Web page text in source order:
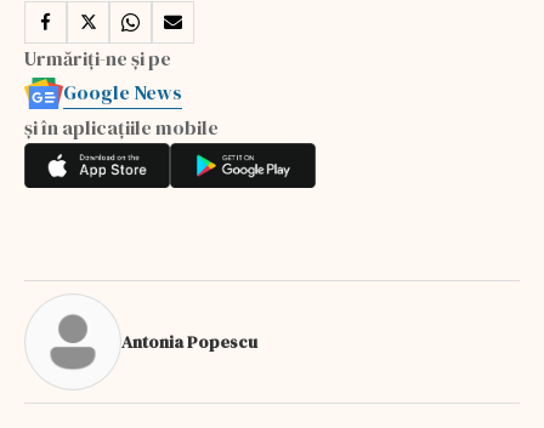
Urmăriți-ne și pe
Google News
și în aplicațiile mobile
Antonia Popescu